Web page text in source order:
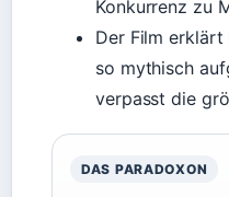
Konkurrenz zu
Der Film erklärt
so mythisch
verpasst die
DAS PARADOXON